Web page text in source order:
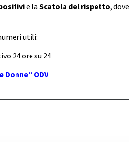
e la Scatola del rispetto, dove
utili:
24 ore su 24
ODV